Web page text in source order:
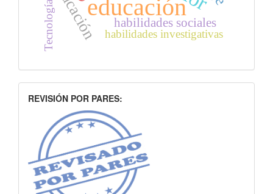
educación
habilidades sociales
habilidades investigativas
Tecnologías
INDEXACION
REVISIÓN POR PARES: